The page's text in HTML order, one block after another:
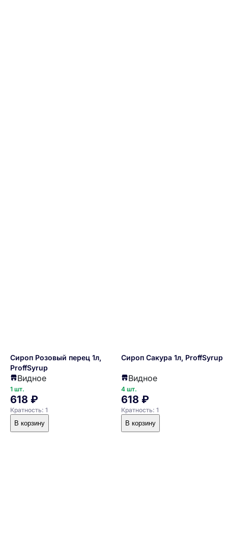
Сироп Розовый перец 1л,
ProffSyrup
Видное
1 шт.
618 ₽
Кратность: 1
В корзину
Сироп Сакура 1л, ProffSyrup
Видное
4 шт.
618 ₽
Кратность: 1
В корзину